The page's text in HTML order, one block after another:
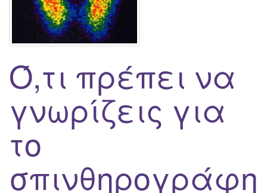
Ό,τι πρέπει να
γνωρίζεις για
το
σπινθηρογράφη